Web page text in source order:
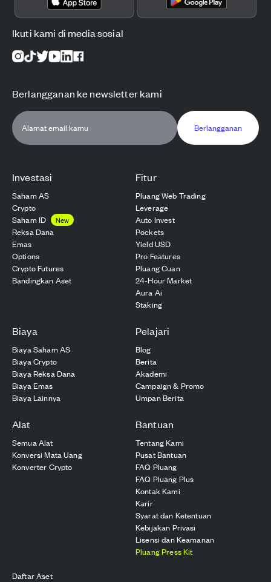
Investasi
Saham AS
Crypto
Saham ID
New
Reksa Dana
Emas
Options
Crypto Futures
Bandingkan Aset
Fitur
Pluang Web Trading
Leverage
Auto Invest
Pockets
Yield USD
Pro Features
Pluang Cuan
24-Hour Market
Aura Ai
Staking
Biaya
Biaya Saham AS
Biaya Crypto
Biaya Reksa Dana
Biaya Emas
Biaya Lainnya
Pelajari
Blog
Berita
Akademi
Campaign & Promo
Umpan Berita
Alat
Semua Alat
Konversi Mata Uang
Konverter Crypto
Bantuan
Tentang Kami
Pusat Bantuan
FAQ Pluang
FAQ Pluang Plus
Kontak Kami
Karir
Syarat dan Ketentuan
Kebijakan Privasi
Lisensi dan Keamanan
Pluang Press Kit
Ikuti kami di media sosial
Berlangganan ke newsletter kami
Berlangganan
Daftar Aset